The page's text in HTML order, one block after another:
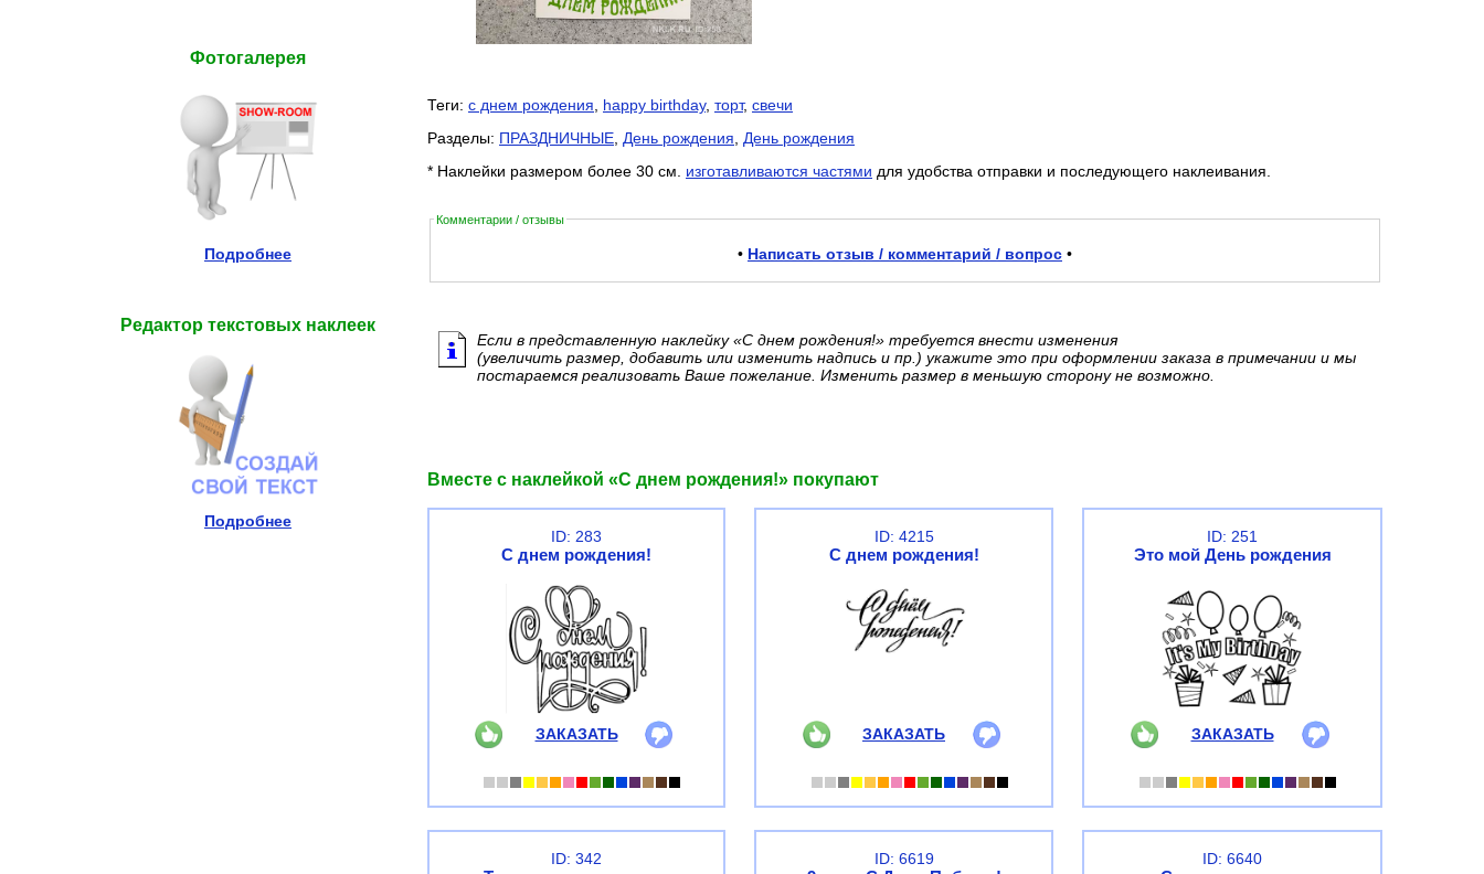
Фотогалерея
Подробнее
Редактор текстовых наклеек
Подробнее
Теги: с днем рождения happy birthday, торт, свечи
Разделы: ПРАЗДНИЧНЫЕ День рождения
День рождения
* Наклейки размером более 30 см. изготавливаются частями для удобства отправки и последующего наклеивания.
Комментарии / отзывы
• Написать отзыв / комментарий / вопрос •
Если в представленную наклейку «С днем рождения!» требуется внести изменения
(увеличить размер, добавить или изменить надпись и пр.) укажите это при оформлении заказа в примечании и мы
постараемся реализовать Ваше пожелание. Изменить размер в меньшую сторону не возможно.
Вместе с наклейкой «С днем рождения!» покупают
ID: 283
С днем рождения!
ЗАКАЗАТЬ
ID: 4215
С днем рождения!
ЗАКАЗАТЬ
ID: 251
Это мой День рождения
ЗАКАЗАТЬ
ID: 342 ID: 6619 ID: 6640